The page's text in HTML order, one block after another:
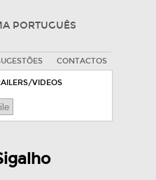
PORTUGUÊS
CONTACTOS
VIDEOS